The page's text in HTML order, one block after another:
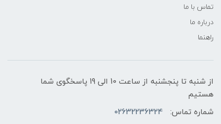
تماس با ما
درباره ما
راهنما
از شنبه تا پنجشنبه از ساعت 10 الی 19 پاسخگوی شما
هستیم
شماره تماس:
02632236324